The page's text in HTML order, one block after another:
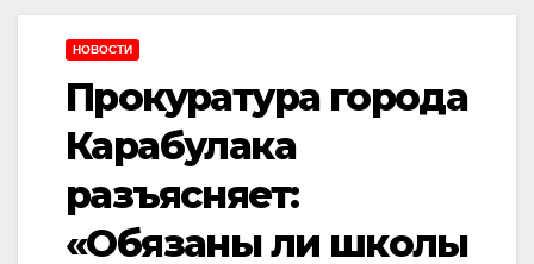
НОВОСТИ
Прокуратура города
Карабулака
разъясняет:
«Обязаны ли школы